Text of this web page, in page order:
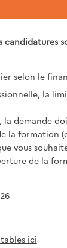
candidatures
selon le
la
la demande
la formation
vous
de la
ici